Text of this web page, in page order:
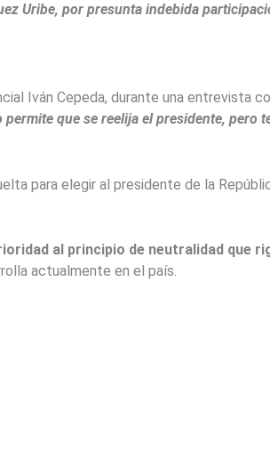
Uribe, por presunta indebida
Iván Cepeda, durante una entrevista
permite que se reelija el presidente, pero
para elegir al presidente de la
al principio de neutralidad que
actualmente en el país.